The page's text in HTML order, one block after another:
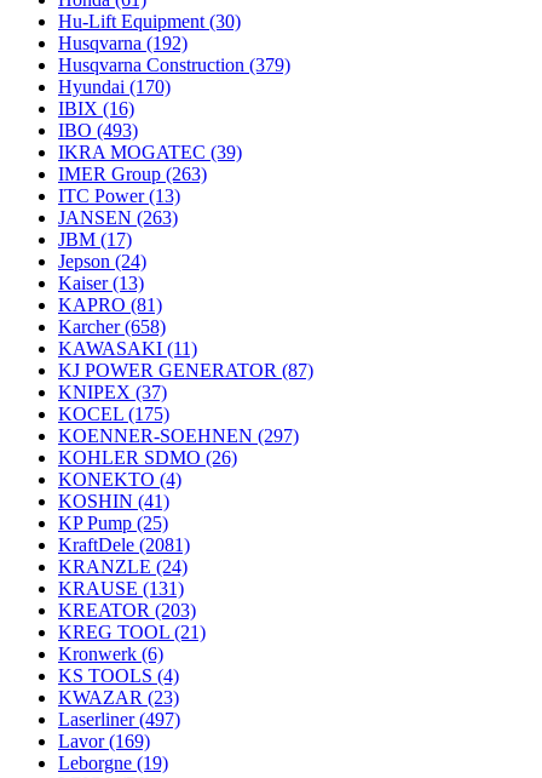
Hu-Lift Equipment (30)
Husqvarna (192)
Husqvarna Construction (379)
Hyundai (170)
IBIX (16)
IBO (493)
IKRA MOGATEC (39)
IMER Group (263)
ITC Power(13)
JANSEN (263)
JBM (17)
Jepson (24)
Kaiser(13)
KAPRO (81)
Karcher(658)
KAWASAKI (11)
KJ POWER GENERATOR (87)
KNIPEX (37)
KOCEL (175)
KOENNER-SOEHNEN (297)
KOHLER SDMO (26)
KONEKTO (4)
KOSHIN (41)
KP Pump (25)
KraftDele (2081)
KRANZLE (24)
KRAUSE (131)
KREATOR (203)
KREG TOOL (21)
Kronwerk (6)
KS TOOLS (4)
KWAZAR (23)
Laserliner(497)
Lavor(169)
Leborgne (19)